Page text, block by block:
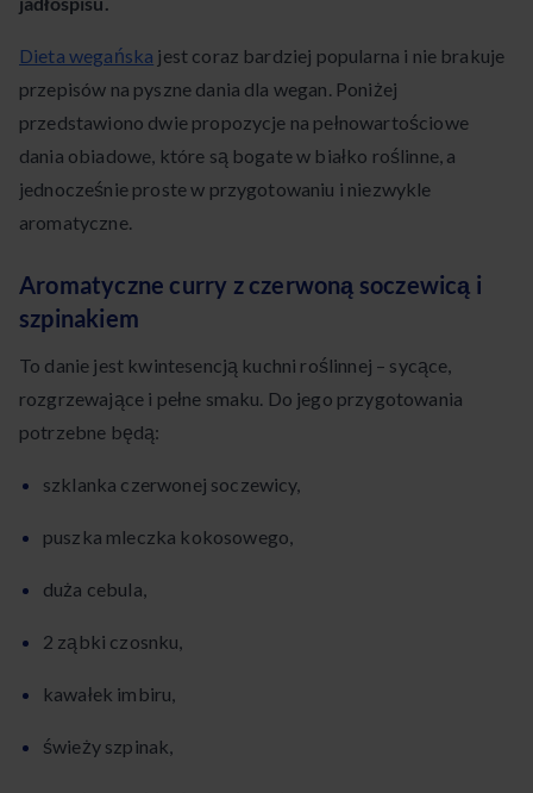
Dieta wegańska jest coraz bardziej popularna i nie brakuje
przepisów na pyszne dania dla wegan. Poniżej
przedstawiono dwie propozycje na pełnowartościowe
dania obiadowe, które są bogate w białko roślinne, a
jednocześnie proste w przygotowaniu i niezwykle
aromatyczne.
Aromatyczne curry z czerwoną soczewicą i
szpinakiem
To danie jest kwintesencją kuchni roślinnej – sycące,
rozgrzewające i pełne smaku. Do jego przygotowania
potrzebne będą:
szklanka czerwonej soczewicy,
puszka mleczka kokosowego,
duża cebula,
2 ząbki czosnku,
kawałek imbiru,
świeży szpinak,